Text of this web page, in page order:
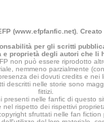
(www.efpfanfic.net). Creato
per gli scritti
proprietà degli autori che li
non può essere riprodotto
nemmeno parzialmente
dei dovuti credits e nei
descritti nelle storie sono
fittizi.
presenti nelle fanfic di questo
rispetto dei rispettivi
sfruttati nelle fan fiction